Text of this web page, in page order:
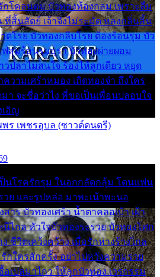
กโคลนตม บัวทองท้องกลม เพราะลืม
สิ้นสัตย์ เจ้าจึงไม่ระมัด หลงกลิ่นลิ้น
ดโรย บัวทองกลีบโรย ต้องร้อนรุม บัว
สุมร้อนรุมอุรา บัวทองผ่ายผอม
ปลาไม่สนใจ ร้องไห้ลูกเดียว หยุด
ความเศร้าหมอง เถิดทองจ๋า ถึงใคร
มา จะชื่อว่าไง พี่ขอเป็นเพื่อนปลอบใจ
เอิญ
พร เพชรอุบล (ซาวด์ดนตรี)
ป็นโรครักรุม ในอกกลัดกลุ้ม โดนแฟน
วย และรูปหล่อ มาพะเน้าพะนอ
สาร บัวทองเศร้า น้ำตาคลอเบ้า เฝ้า
ไกล หัวใจบัวทองระรวย บัวทองโศก
ชีวิตเคว้งคว้าง เมื่อรักห่างร้างไกล
กใครสักครั้ง อย่าไปหวังความรวย
เปลมาไกว ให้ลูกบัวทอง เวรกรรม